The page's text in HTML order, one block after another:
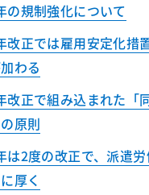
の規制強化について
改正では雇用安定化措
わる
改正で組み込まれた「
原則
は2度の改正で、派遣
厚く